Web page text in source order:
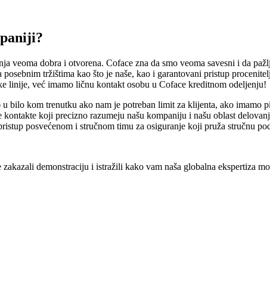
veoma dobra i otvorena. Coface zna da smo veoma savesni i da
tržištima kao što je naše, kao i garantovani pristup
linije, već imamo ličnu kontakt osobu u Coface kreditnom odeljenju!
bilo kom trenutku ako nam je potreban limit za klijenta, ako imamo
koji precizno razumeju našu kompaniju i našu oblast
posvećenom i stručnom timu za osiguranje koji pruža stručnu
zakazali demonstraciju i istražili kako vam naša globalna ekspertiza